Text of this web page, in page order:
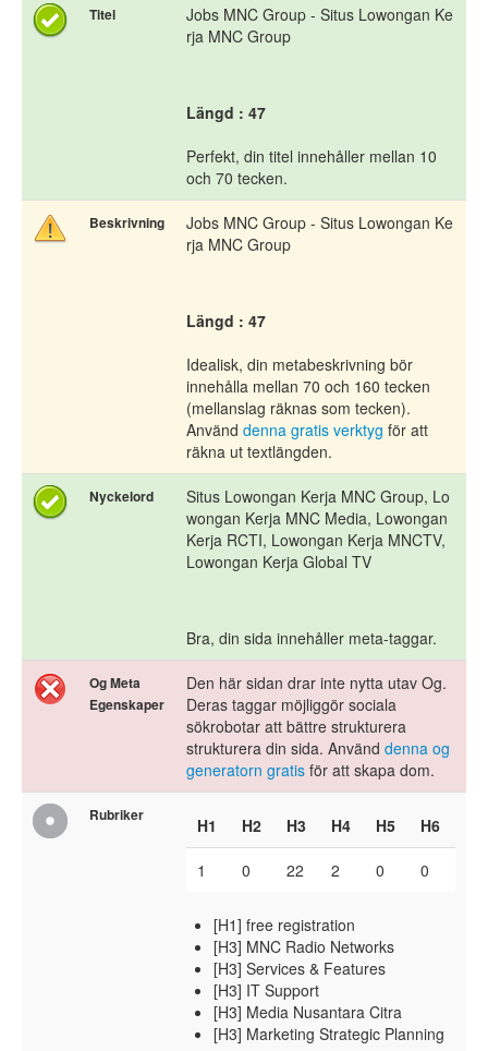
Titel
Jobs MNC Group - Situs Lowongan Ke
rja MNC Group
Längd : 47
Perfekt, din titel innehåller mellan 10
och 70 tecken.
Beskrivning
Jobs MNC Group - Situs Lowongan Ke
rja MNC Group
Längd : 47
Idealisk, din metabeskrivning bör
innehålla mellan 70 och 160 tecken
(mellanslag räknas som tecken).
Använd denna gratis verktyg för att
räkna ut textlängden.
Nyckelord
Situs Lowongan Kerja MNC Group, Lo
wongan Kerja MNC Media, Lowongan
Kerja RCTI, Lowongan Kerja MNCTV,
Lowongan Kerja Global TV
Bra, din sida innehåller meta-taggar.
Og Meta
Egenskaper
Den här sidan drar inte nytta utav Og.
Deras taggar möjliggör sociala
sökrobotar att bättre strukturera
strukturera din sida. Använd denna og
generatorn gratis för att skapa dom.
Rubriker H1 H2 H3 H4 H5 H6
1 0 22 2 0 0
[H1] free registration
[H3] MNC Radio Networks
[H3] Services & Features
[H3] IT Support
[H3] Media Nusantara Citra
[H3] Marketing Strategic Planning